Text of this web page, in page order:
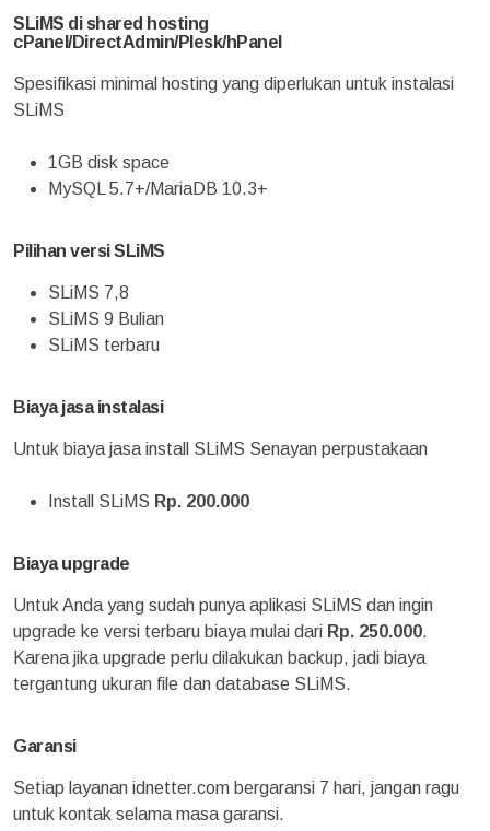
SLiMS di shared hosting
cPanel/DirectAdmin/Plesk/hPanel
Spesifikasi minimal hosting yang diperlukan untuk instalasi
SLiMS
1GB disk space
MySQL 5.7+/MariaDB 10.3+
Pilihan versi SLiMS
SLiMS 7,8
SLiMS 9 Bulian
SLiMS terbaru
Biaya jasa instalasi
Untuk biaya jasa install SLiMS Senayan perpustakaan
Install SLiMS Rp. 200.000
Biaya upgrade
Untuk Anda yang sudah punya aplikasi SLiMS dan ingin
upgrade ke versi terbaru biaya mulai dari Rp. 250.000.
Karena jika upgrade perlu dilakukan backup, jadi biaya
tergantung ukuran file dan database SLiMS.
Garansi
Setiap layanan idnetter.com bergaransi 7 hari, jangan ragu
untuk kontak selama masa garansi.